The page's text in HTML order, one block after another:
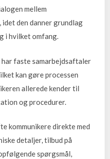
mellem
den danner grundlag
i hvilket omfang.
faste samarbejdsaftaler
kan gøre processen
allerede kender til
og procedurer.
kommunikere direkte med
detaljer, tilbud på
spørgsmål,